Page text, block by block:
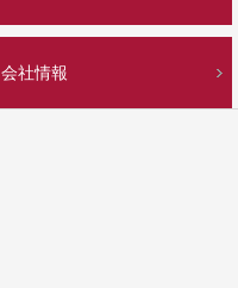
会社情報